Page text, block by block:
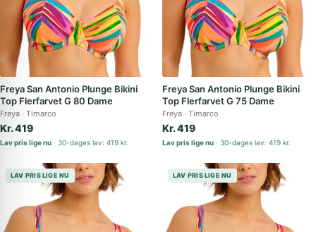
Freya San Antonio Plunge Bikini
Top Flerfarvet G 80 Dame
Freya Timarco
Kr. 419
Lav pris lige nu 30-dages lav: 419 kr.
Freya San Antonio Plunge Bikini
Top Flerfarvet G 75 Dame
Freya Timarco
Kr. 419
Lav pris lige nu 30-dages lav: 419 kr.
LAV PRIS LIGE NU LAV PRIS LIGE NU